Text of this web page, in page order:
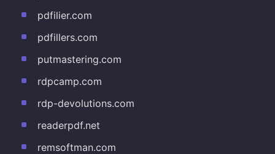
pdfilier.com
pdfillers.com
putmastering.com
rdpcamp.com
rdp-devolutions.com
readerpdf.net
remsoftman.com